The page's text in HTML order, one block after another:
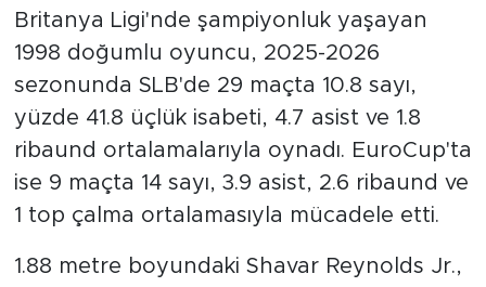
Britanya Ligi'nde şampiyonluk yaşayan
1998 doğumlu oyuncu, 2025-2026
sezonunda SLB'de 29 maçta 10.8 sayı,
yüzde 41.8 üçlük isabeti, 4.7 asist ve 1.8
ribaund ortalamalarıyla oynadı. EuroCup'ta
ise 9 maçta 14 sayı, 3.9 asist, 2.6 ribaund ve
1 top çalma ortalamasıyla mücadele etti.
1.88 metre boyundaki Shavar Reynolds Jr.,